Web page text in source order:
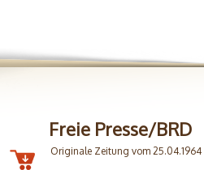
Freie Presse/BRD
Originale Zeitung vom 25.04.1964